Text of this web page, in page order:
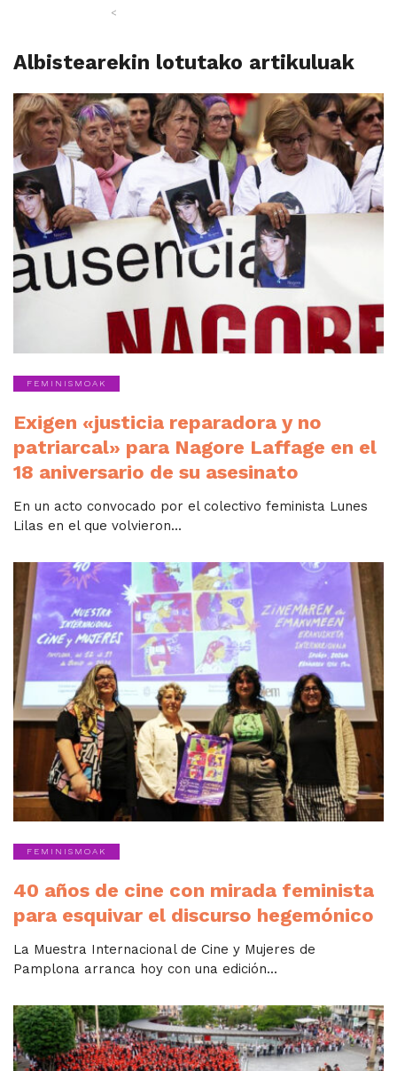
<
Albistearekin lotutako artikuluak
FEMINISMOAK
Exigen «justicia reparadora y no
patriarcal» para Nagore Laffage en el
18 aniversario de su asesinato
En un acto convocado por el colectivo feminista Lunes
Lilas en el que volvieron...
FEMINISMOAK
40 años de cine con mirada feminista
para esquivar el discurso hegemónico
La Muestra Internacional de Cine y Mujeres de
Pamplona arranca hoy con una edición...